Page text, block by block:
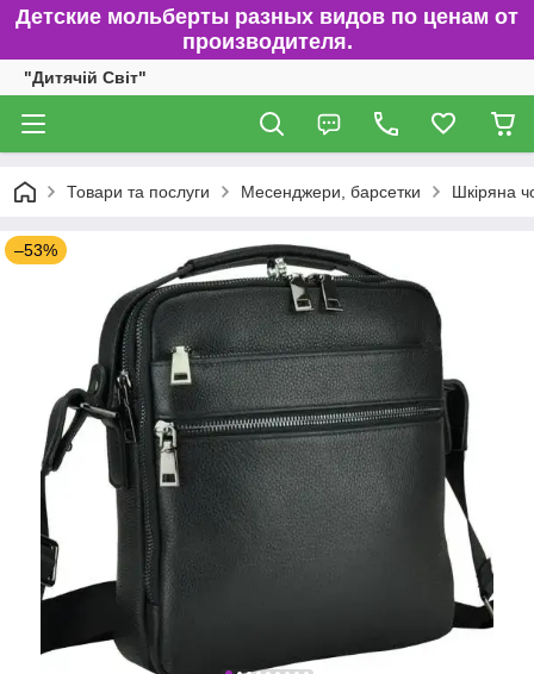
Детские мольберты разных видов по ценам от
производителя.
"Дитячій Світ"
Товари та послуги Месенджери, барсетки Шкіряна
–53%